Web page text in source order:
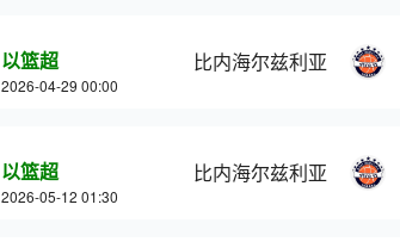
以篮超
2026-04-29 00:00
比内海尔兹利亚
以篮超
2026-05-12 01:30
比内海尔兹利亚